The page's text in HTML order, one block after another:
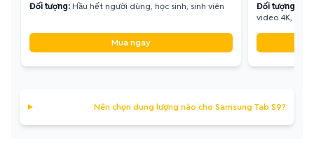
Đối tượng: Hầu hết người dùng, học sinh, sinh viên
Mua ngay
Đối tượng:
video 4K,
Nên chọn dung lượng nào cho Samsung Tab S9?